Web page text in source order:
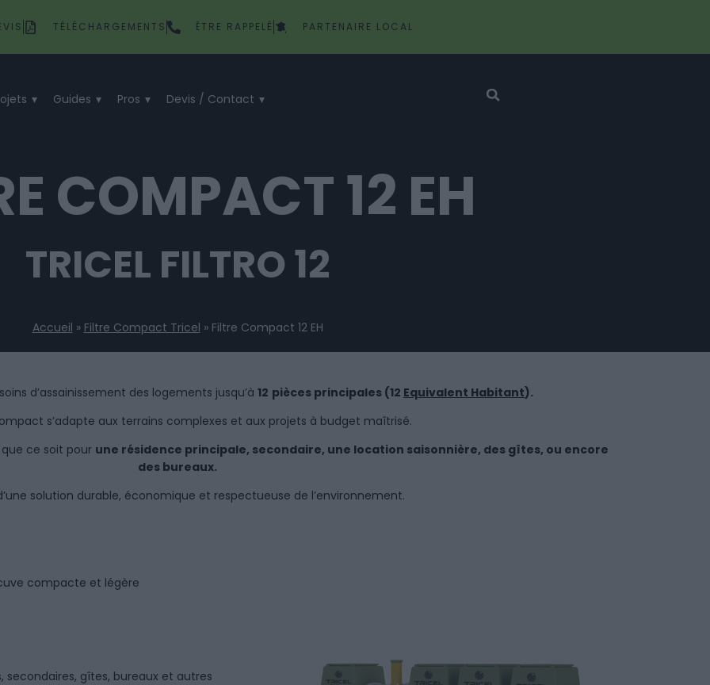
TÉLÉCHARGEMENTS ÊTRE RAPPELÉ PARTENAIRE LOCAL
Guides Pros Devis / Contact
COMPACT 12 EH
TRICEL FILTRO 12
Accueil » Filtre Compact Tricel » Filtre Compact 12 EH
d’assainissement des logements jusqu’à 12 pièces principales (12 Equivalent Habitant).
s’adapte aux terrains complexes et aux projets à budget maîtrisé.
ce soit pour une résidence principale, secondaire, une location saisonnière, des gîtes, ou encore
des bureaux.
solution durable, économique et respectueuse de l’environnement.
compacte et légère
secondaires, gîtes, bureaux et autres